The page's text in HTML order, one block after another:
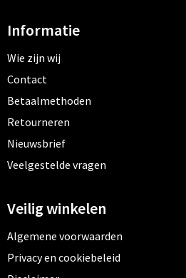
Informatie
Wie zijn wij
Contact
Betaalmethoden
Retourneren
Nieuwsbrief
Veelgestelde vragen
Veilig winkelen
Algemene voorwaarden
Privacy en cookiebeleid